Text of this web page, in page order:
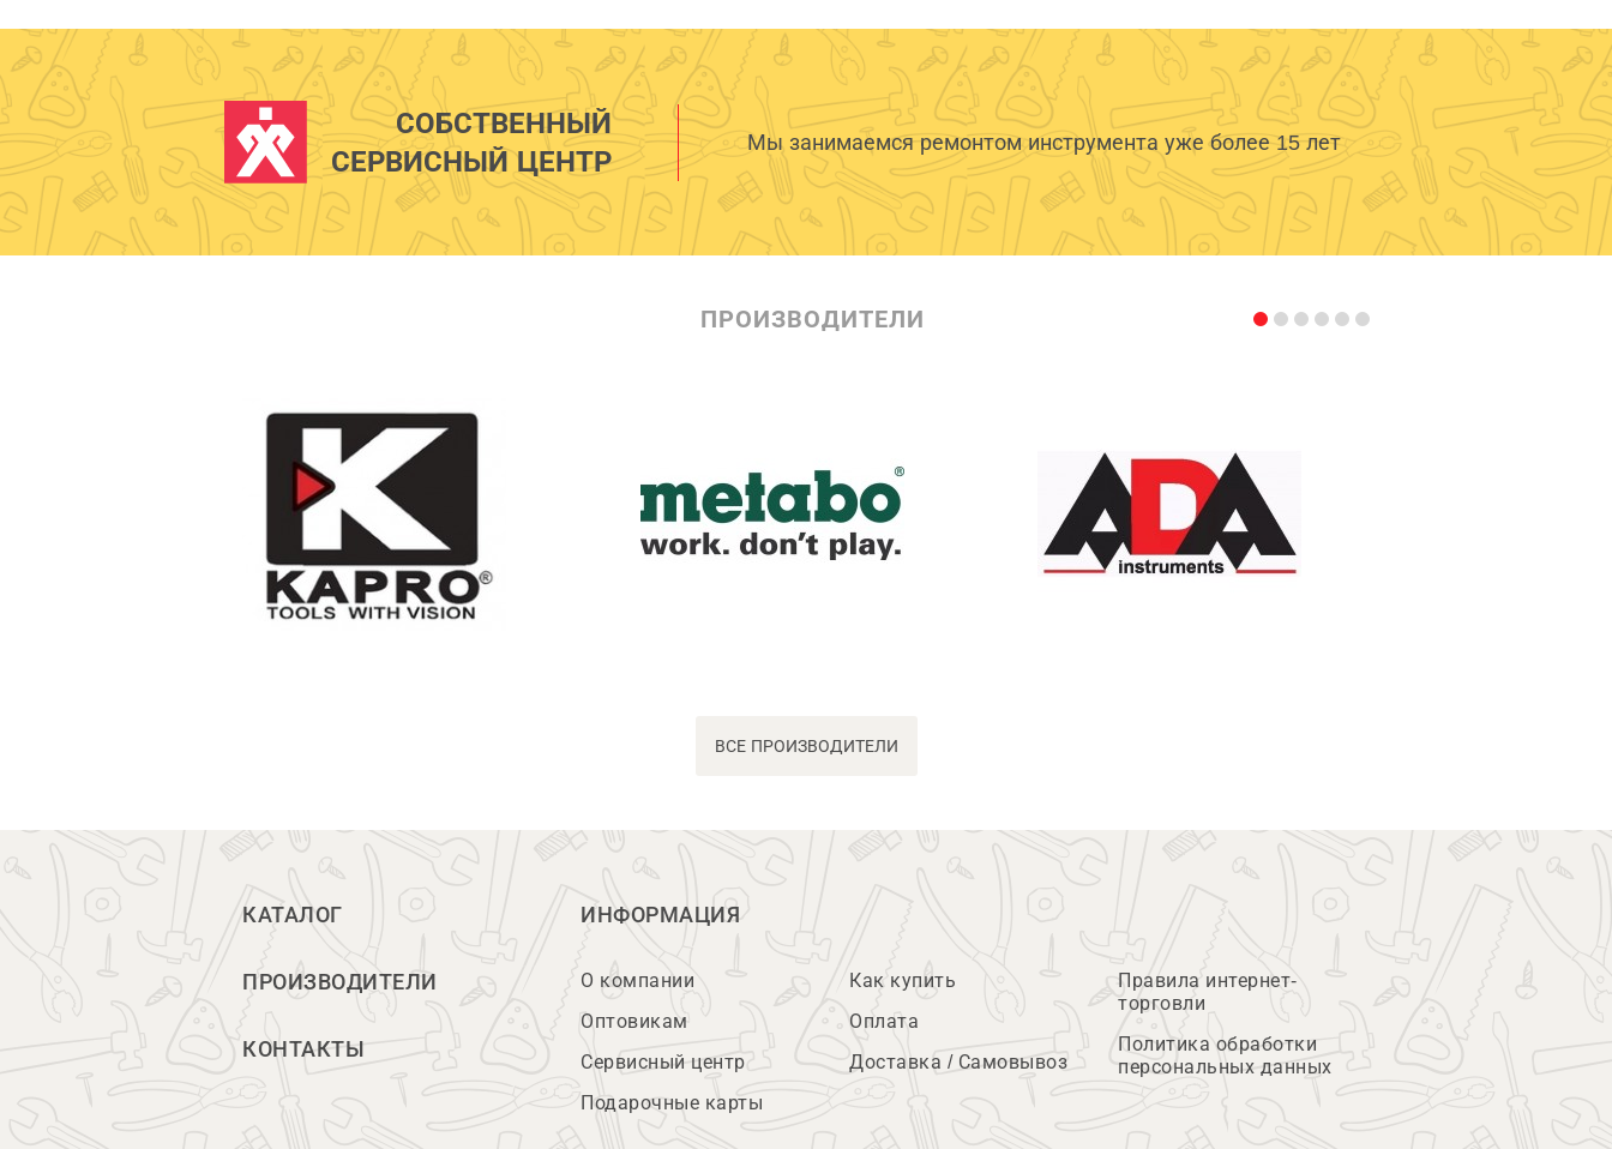
СОБСТВЕННЫЙ
СЕРВИСНЫЙ ЦЕНТР
Мы занимаемся ремонтом инструмента уже более 15 лет
ПРОИЗВОДИТЕЛИ
ВСЕ ПРОИЗВОДИТЕЛИ
КАТАЛОГ
ПРОИЗВОДИТЕЛИ
КОНТАКТЫ
ИНФОРМАЦИЯ
О компании
Оптовикам
Сервисный центр
Подарочные карты
Как купить
Оплата
Доставка / Самовывоз
Правила интернет-
торговли
Политика обработки
персональных данных